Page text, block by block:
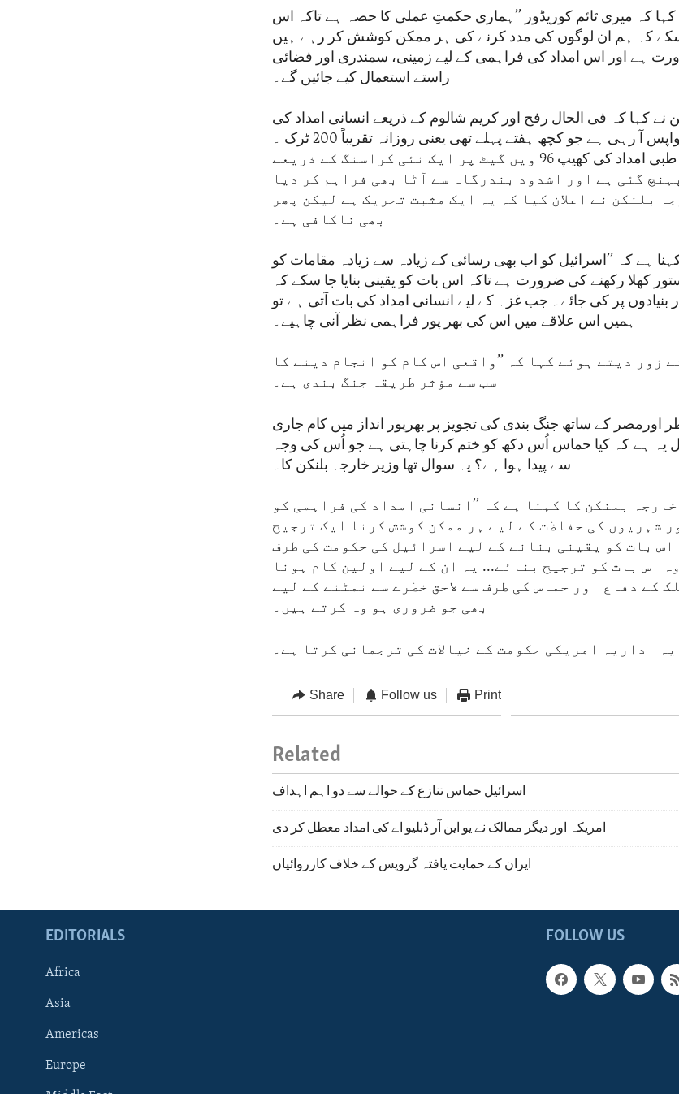
کہا کہ میری ٹائم کوریڈور ’’ہماری حکمتِ عملی کا حصہ ہے تاکہ اس
جا سکے کہ ہم ان لوگوں کی مدد کرنے کی ہر ممکن کوشش کر رہے ہیں
ہے اور اس امداد کی فراہمی کے لیے زمینی، سمندری اور فضائی
راستے استعمال کیے جائیں گے۔
نے کہا کہ فی الحال رفح اور کریم شالوم کے ذریعے انسانی امداد کی
فراہمی اس سطح پر واپس آ رہی ہے جو کچھ ہفتے پہلے تھی یعنی روزانہ تقریباً 200 ٹرک ۔
اس کے علاوہ ابتدائی طبی امداد کی کھیپ 96 ویں گیٹ پر ایک نئی کراسنگ کے ذریعے
گئی ہے اور اشدود بندرگاہ سے آٹا بھی فراہم کر دیا
بلنکن نے اعلان کیا کہ یہ ایک مثبت تحریک ہے لیکن پھر
بھی ناکافی ہے۔
ہے کہ ’’اسرائیل کو اب بھی رسائی کے زیادہ سے زیادہ مقامات کو
کھلا رکھنے کی ضرورت ہے تاکہ اس بات کو یقینی بنایا جا سکے کہ
بنیادوں پر کی جائے۔ جب غزہ کے لیے انسانی امداد کی بات آتی ہے تو
ہمیں اس علاقے میں اس کی بھر پور فراہمی نظر آنی چاہیے۔
زور دیتے ہوئے کہا کہ ’’واقعی اس کام کو انجام دینے کا
سب سے مؤثر طریقہ جنگ بندی ہے۔
اورمصر کے ساتھ جنگ بندی کی تجویز پر بھرپور انداز میں کام جاری
یہ ہے کہ کیا حماس اُس دکھ کو ختم کرنا چاہتی ہے جو اُس کی وجہ
سے پیدا ہوا ہے؟ یہ سوال تھا وزیر خارجہ بلنکن کا۔
بلنکن کا کہنا ہے کہ ’’انسانی امداد کی فراہمی کو
شہریوں کی حفاظت کے لیے ہر ممکن کوشش کرنا ایک ترجیح
اس بات کو یقینی بنانے کے لیے اسرائیل کی حکومت کی طرف
اس بات کو ترجیح بنائے... یہ ان کے لیے اولین کام ہونا
کے دفاع اور حماس کی طرف سے لاحق خطرے سے نمٹنے کے لیے
بھی جو ضروری ہو وہ کرتے ہیں۔
یہ اداریہ امریکی حکومت کے خیالات کی ترجمانی کرتا ہے۔
Share Follow us Print
Related
اسرائیل حماس تنازع کے حوالے سے دو اہم اہداف
امریکہ اور دیگر ممالک نے یو این آر ڈبلیو اے کی امداد معطل کر دی
ایران کے حمایت یافتہ گروپس کے خلاف کارروائیاں
FOLLOW US
EDITORIALS
Africa
Asia
Americas
Europe